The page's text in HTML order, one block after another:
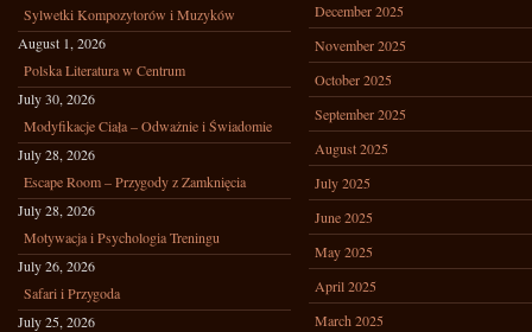
Sylwetki Kompozytorów i Muzyków
August 1, 2026
Polska Literatura w Centrum
July 30, 2026
Modyfikacje Ciała – Odważnie i Świadomie
July 28, 2026
Escape Room – Przygody z Zamknięcia
July 28, 2026
Motywacja i Psychologia Treningu
July 26, 2026
Safari i Przygoda
July 25, 2026
December 2025
November 2025
October 2025
September 2025
August 2025
July 2025
June 2025
May 2025
April 2025
March 2025